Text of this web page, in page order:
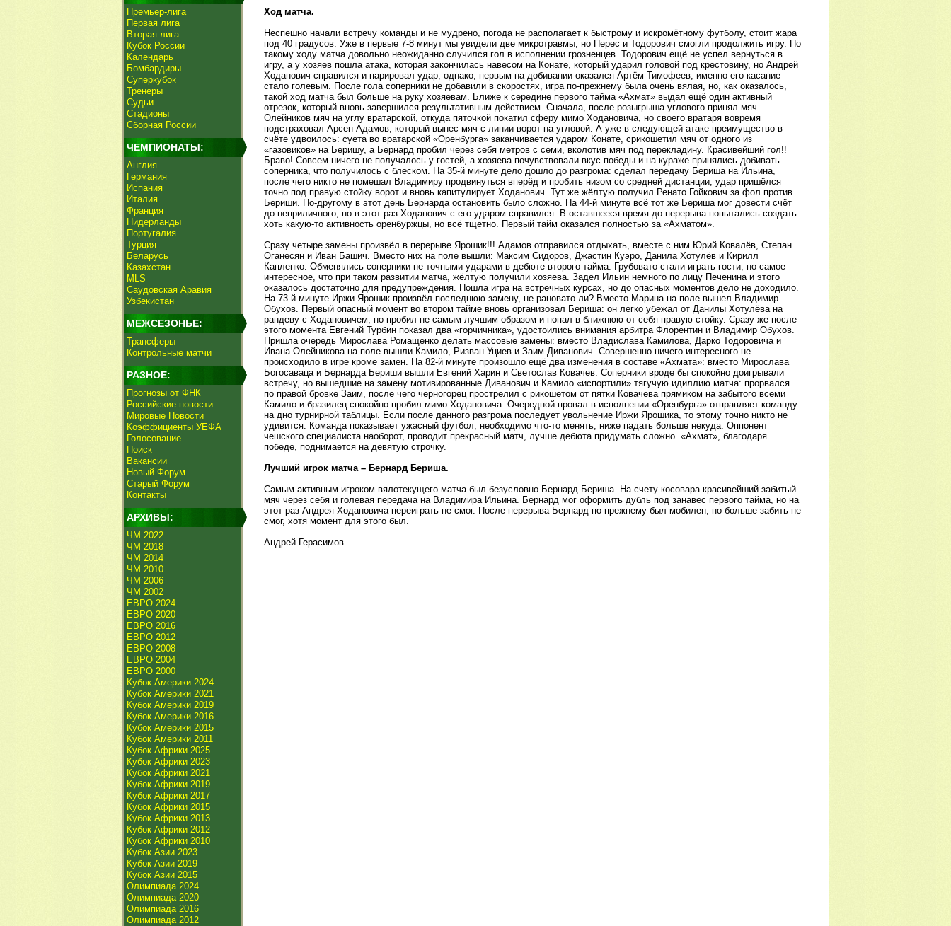
Премьер-лига
Первая лига
Вторая лига
Кубок России
Календарь
Бомбардиры
Суперкубок
Тренеры
Судьи
Стадионы
Сборная России
ЧЕМПИОНАТЫ:
Англия
Германия
Испания
Италия
Франция
Нидерланды
Португалия
Турция
Беларусь
Казахстан
MLS
Саудовская Аравия
Узбекистан
МЕЖСЕЗОНЬЕ:
Трансферы
Контрольные матчи
РАЗНОЕ:
Прогнозы от ФНК
Российские новости
Мировые Новости
Коэффициенты УЕФА
Голосование
Поиск
Вакансии
Новый Форум
Старый Форум
Контакты
АРХИВЫ:
ЧМ 2022
ЧМ 2018
ЧМ 2014
ЧМ 2010
ЧМ 2006
ЧМ 2002
ЕВРО 2024
ЕВРО 2020
ЕВРО 2016
ЕВРО 2012
ЕВРО 2008
ЕВРО 2004
ЕВРО 2000
Кубок Америки 2024
Кубок Америки 2021
Кубок Америки 2019
Кубок Америки 2016
Кубок Америки 2015
Кубок Америки 2011
Кубок Африки 2025
Кубок Африки 2023
Кубок Африки 2021
Кубок Африки 2019
Кубок Африки 2017
Кубок Африки 2015
Кубок Африки 2013
Кубок Африки 2012
Кубок Африки 2010
Кубок Азии 2023
Кубок Азии 2019
Кубок Азии 2015
Олимпиада 2024
Олимпиада 2020
Олимпиада 2016
Олимпиада 2012
Ход матча.
Неспешно начали встречу команды и не мудрено, погода не располагает к быстрому и искромётному футболу, стоит жара
под 40 градусов. Уже в первые 7-8 минут мы увидели две микротравмы, но Перес и Тодорович смогли продолжить игру. По
такому ходу матча довольно неожиданно случился гол в исполнении грозненцев. Тодорович ещё не успел вернуться в
игру, а у хозяев пошла атака, которая закончилась навесом на Конате, который ударил головой под крестовину, но Андрей
Ходанович справился и парировал удар, однако, первым на добивании оказался Артём Тимофеев, именно его касание
стало голевым. После гола соперники не добавили в скоростях, игра по-прежнему была очень вялая, но, как оказалось,
такой ход матча был больше на руку хозяевам. Ближе к середине первого тайма «Ахмат» выдал ещё один активный
отрезок, который вновь завершился результативным действием. Сначала, после розыгрыша углового принял мяч
Олейников мяч на углу вратарской, откуда пяточкой покатил сферу мимо Ходановича, но своего вратаря вовремя
подстраховал Арсен Адамов, который вынес мяч с линии ворот на угловой. А уже в следующей атаке преимущество в
счёте удвоилось: суета во вратарской «Оренбурга» заканчивается ударом Конате, срикошетил мяч от одного из
«газовиков» на Беришу, а Бернард пробил через себя метров с семи, вколотив мяч под перекладину. Красивейший гол!!
Браво! Совсем ничего не получалось у гостей, а хозяева почувствовали вкус победы и на кураже принялись добивать
соперника, что получилось с блеском. На 35-й минуте дело дошло до разгрома: сделал передачу Бериша на Ильина,
после чего никто не помешал Владимиру продвинуться вперёд и пробить низом со средней дистанции, удар пришёлся
точно под правую стойку ворот и вновь капитулирует Ходанович. Тут же жёлтую получил Ренато Гойкович за фол против
Бериши. По-другому в этот день Бернарда остановить было сложно. На 44-й минуте всё тот же Бериша мог довести счёт
до неприличного, но в этот раз Ходанович с его ударом справился. В оставшееся время до перерыва попытались создать
хоть какую-то активность оренбуржцы, но всё тщетно. Первый тайм оказался полностью за «Ахматом».
Сразу четыре замены произвёл в перерыве Ярошик!!! Адамов отправился отдыхать, вместе с ним Юрий Ковалёв, Степан
Оганесян и Иван Башич. Вместо них на поле вышли: Максим Сидоров, Джастин Куэро, Данила Хотулёв и Кирилл
Капленко. Обменялись соперники не точными ударами в дебюте второго тайма. Грубовато стали играть гости, но самое
интересное, что при таком развитии матча, жёлтую получили хозяева. Задел Ильин немного по лицу Печенина и этого
оказалось достаточно для предупреждения. Пошла игра на встречных курсах, но до опасных моментов дело не доходило.
На 73-й минуте Иржи Ярошик произвёл последнюю замену, не рановато ли? Вместо Марина на поле вышел Владимир
Обухов. Первый опасный момент во втором тайме вновь организовал Бериша: он легко убежал от Данилы Хотулёва на
рандеву с Ходановичем, но пробил не самым лучшим образом и попал в ближнюю от себя правую стойку. Сразу же после
этого момента Евгений Турбин показал два «горчичника», удостоились внимания арбитра Флорентин и Владимир Обухов.
Пришла очередь Мирослава Ромащенко делать массовые замены: вместо Владислава Камилова, Дарко Тодоровича и
Ивана Олейникова на поле вышли Камило, Ризван Уциев и Заим Диванович. Совершенно ничего интересного не
происходило в игре кроме замен. На 82-й минуте произошло ещё два изменения в составе «Ахмата»: вместо Мирослава
Богосаваца и Бернарда Бериши вышли Евгений Харин и Светослав Ковачев. Соперники вроде бы спокойно доигрывали
встречу, но вышедшие на замену мотивированные Диванович и Камило «испортили» тягучую идиллию матча: прорвался
по правой бровке Заим, после чего черногорец прострелил с рикошетом от пятки Ковачева прямиком на забытого всеми
Камило и бразилец спокойно пробил мимо Ходановича. Очередной провал в исполнении «Оренбурга» отправляет команду
на дно турнирной таблицы. Если после данного разгрома последует увольнение Иржи Ярошика, то этому точно никто не
удивится. Команда показывает ужасный футбол, необходимо что-то менять, ниже падать больше некуда. Оппонент
чешского специалиста наоборот, проводит прекрасный матч, лучше дебюта придумать сложно. «Ахмат», благодаря
победе, поднимается на девятую строчку.
Лучший игрок матча – Бернард Бериша.
Самым активным игроком вялотекущего матча был безусловно Бернард Бериша. На счету косовара красивейший забитый
мяч через себя и голевая передача на Владимира Ильина. Бернард мог оформить дубль под занавес первого тайма, но на
этот раз Андрея Ходановича переиграть не смог. После перерыва Бернард по-прежнему был мобилен, но больше забить не
смог, хотя момент для этого был.
Андрей Герасимов